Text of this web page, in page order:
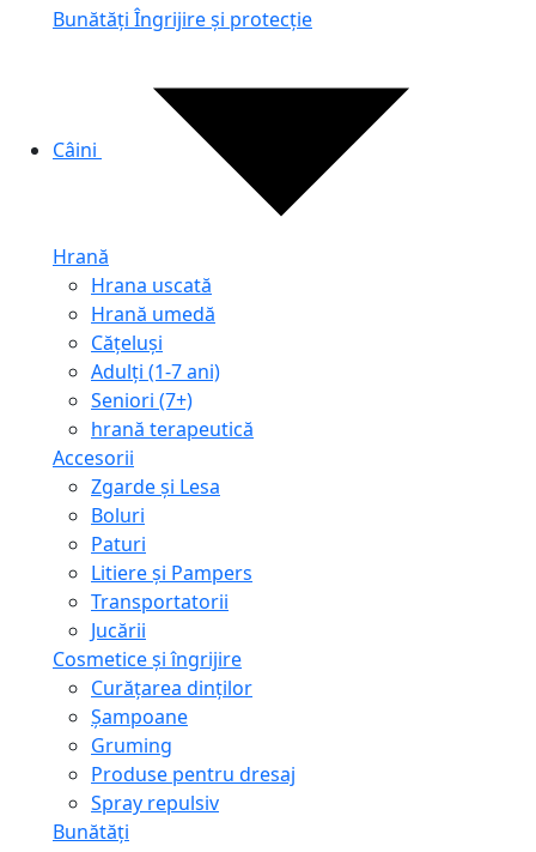
Bunătăți Îngrijire și protecție
Câini
Hrană
Hrana uscată
Hrană umedă
Cățeluși
Adulți (1-7 ani)
Seniori (7+)
hrană terapeutică
Accesorii
Zgarde și Lesa
Boluri
Paturi
Litiere și Pampers
Transportatorii
Jucării
Cosmetice și îngrijire
Curățarea dinților
Șampoane
Gruming
Produse pentru dresaj
Spray repulsiv
Bunătăți